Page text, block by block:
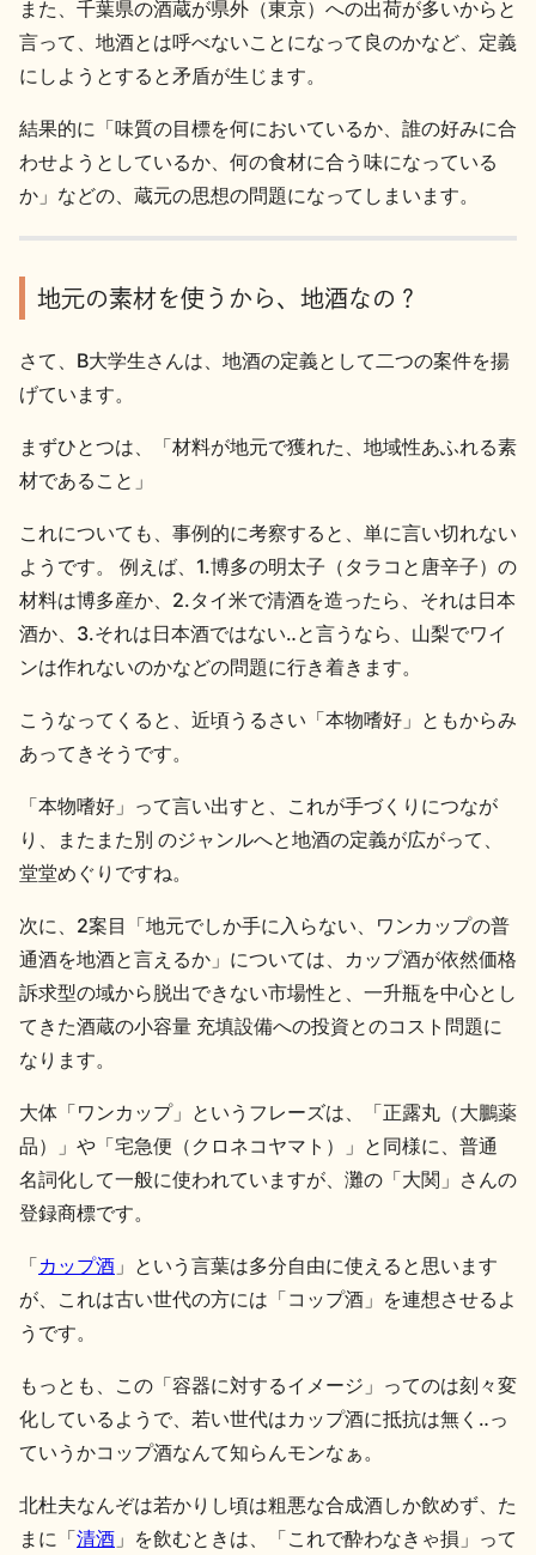
季節の商品 イベント情報
地酒蔵元会WEB展示会 地酒蔵元会利酒会
美味しい地酒の選び方
地酒蔵元会とは
また、千葉県の酒蔵が県外（東京）への出荷が多いからと
言って、地酒とは呼べないことになって良のかなど、定義
にしようとすると矛盾が生じます。
結果的に「味質の目標を何においているか、誰の好みに合
わせようとしているか、何の食材に合う味になっている
か」などの、蔵元の思想の問題になってしまいます。
地元の素材を使うから、地酒なの？
さて、B大学生さんは、地酒の定義として二つの案件を揚
げています。
まずひとつは、「材料が地元で獲れた、地域性あふれる素
材であること」
これについても、事例的に考察すると、単に言い切れない
ようです。 例えば、1.博多の明太子（タラコと唐辛子）の
材料は博多産か、2.タイ米で清酒を造ったら、それは日本
酒か、3.それは日本酒ではない‥と言うなら、山梨でワイ
ンは作れないのかなどの問題に行き着きます。
こうなってくると、近頃うるさい「本物嗜好」ともからみ
あってきそうです。
「本物嗜好」って言い出すと、これが手づくりにつなが
り、またまた別 のジャンルへと地酒の定義が広がって、
堂堂めぐりですね。
次に、2案目「地元でしか手に入らない、ワンカップの普
通酒を地酒と言えるか」については、カップ酒が依然価格
訴求型の域から脱出できない市場性と、一升瓶を中心とし
てきた酒蔵の小容量 充填設備への投資とのコスト問題に
なります。
大体「ワンカップ」というフレーズは、「正露丸（大鵬薬
品）」や「宅急便（クロネコヤマト）」と同様に、普通
名詞化して一般に使われていますが、灘の「大関」さんの
登録商標です。
「カップ酒 」という言葉は多分自由に使えると思います
が、これは古い世代の方には「コップ酒」を連想させるよ
うです。
もっとも、この「容器に対するイメージ」ってのは刻々変
化しているようで、若い世代はカップ酒に抵抗は無く‥っ
ていうかコップ酒なんて知らんモンなぁ。
北杜夫なんぞは若かりし頃は粗悪な合成酒しか飲めず、た
まに「清酒 」を飲むときは、「これで酔わなきゃ損」って